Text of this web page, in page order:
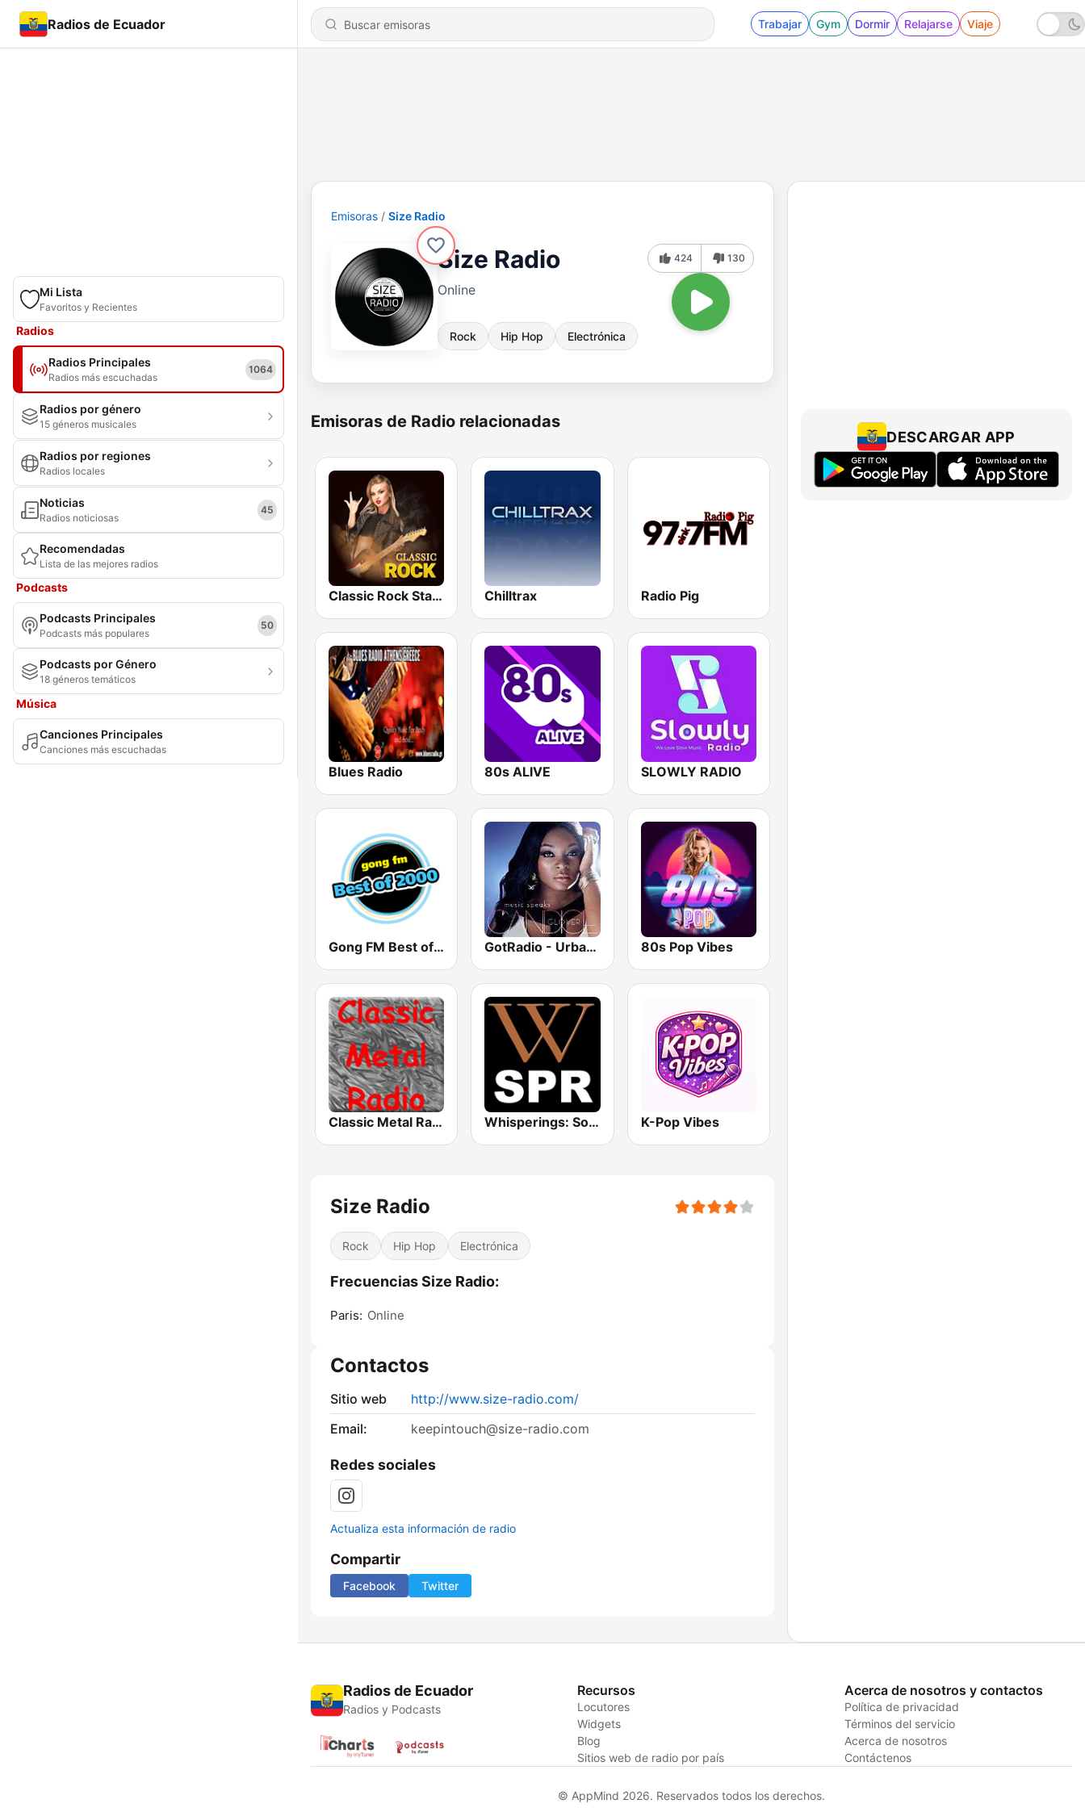
Radios de Ecuador Trabajar Gym Dormir Relajarse Viaje
Mi Lista
Favoritos y Recientes
Radios
Radios Principales
Radios más escuchadas
1064
Radios por género
15 géneros musicales
Radios por regiones
Radios locales
Noticias
Radios noticiosas
45
Recomendadas
Lista de las mejores radios
Podcasts
Podcasts Principales
Podcasts más populares
50
Podcasts por Género
18 géneros temáticos
Música
Canciones Principales
Canciones más escuchadas
Emisoras Size Radio
Size Radio
Online
Rock Hip Hop Electrónica
424 130
Emisoras de Radio relacionadas
Classic Rock Station Chilltrax Radio Pig
Blues Radio 80s ALIVE SLOWLY RADIO
Gong FM Best of 2000 GotRadio - Urban Lounge 80s Pop Vibes
Classic Metal Radio Whisperings: Solo Piano Radio K-Pop Vibes
Size Radio
Rock Hip Hop Electrónica
Frecuencias Size Radio:
Paris: Online
Contactos
Sitio web
http://www.size-radio.com/
Email:
keepintouch@size-radio.com
Redes sociales
Actualiza esta información de radio
Compartir
Facebook Twitter
DESCARGAR APP
Radios de Ecuador
Radios y Podcasts
Recursos
Locutores
Widgets
Blog
Sitios web de radio por país
Acerca de nosotros y contactos
Política de privacidad
Términos del servicio
Acerca de nosotros
Contáctenos
© AppMind 2026. Reservados todos los derechos.